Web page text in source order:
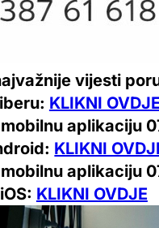
vijesti
KLIKNI OVDJE
aplikaciju
KLIKNI
aplikaciju
iOS: KLIKNI OVDJE